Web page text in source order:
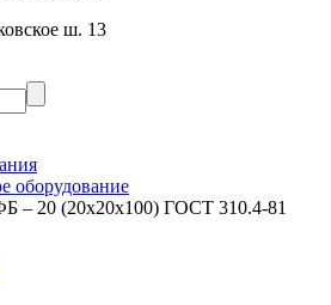
ш. 13
оборудование
– 20 (20х20х100) ГОСТ 310.4-81